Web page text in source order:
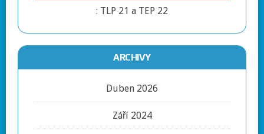
: TLP 21 a TEP 22
ARCHIVY
Duben 2026
Září 2024